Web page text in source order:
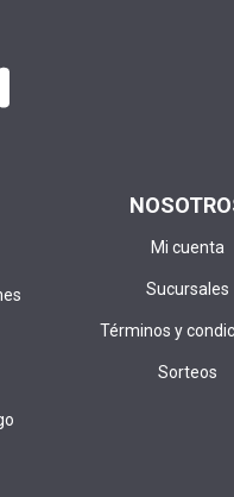
Mi cuenta
Sucursales
Términos y
Sorteos